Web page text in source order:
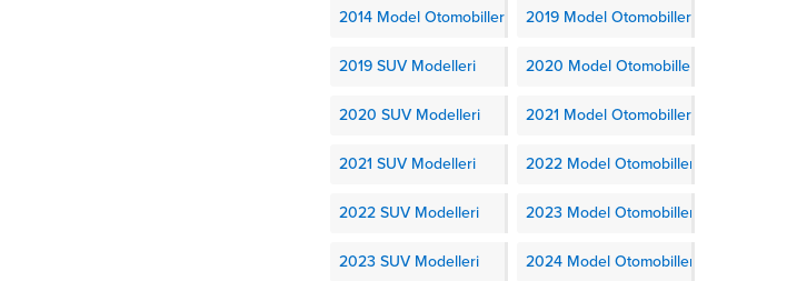
2014 Model Otomobiller 2019 Model Otomobiller
2019 SUV Modelleri 2020 Model Otomobiller
2020 SUV Modelleri 2021 Model Otomobiller
2021 SUV Modelleri 2022 Model Otomobiller
2022 SUV Modelleri 2023 Model Otomobiller
2023 SUV Modelleri 2024 Model Otomobiller